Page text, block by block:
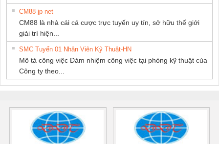
CM88 jp net
CM88 là nhà cái cá cược trực tuyến uy tín, sở hữu thế giới
giải trí hiện...
SMC Tuyển 01 Nhân Viên Kỹ Thuật-HN
Mô tả công việc Đảm nhiệm công việc tại phòng kỹ thuật của
Công ty theo...